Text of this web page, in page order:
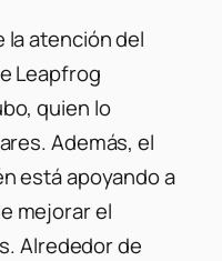
la atención del
Leapfrog
quien lo
Además, el
está apoyando a
mejorar el
Alrededor de